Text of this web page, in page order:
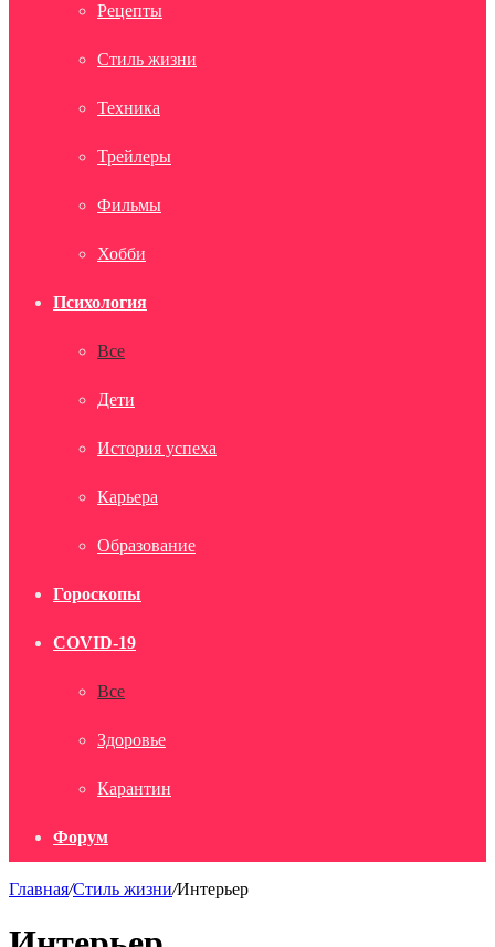
Рецепты
Стиль жизни
Техника
Трейлеры
Фильмы
Хобби
Психология
Все
Дети
История успеха
Карьера
Образование
Гороскопы
COVID-19
Все
Здоровье
Карантин
Форум
Главная/Стиль жизни/Интерьер